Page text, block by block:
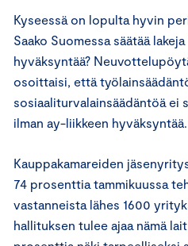
Kyseessä on lopulta hyvin
Saako Suomessa säätää
hyväksyntää?
osoittaisi, että
sosiaaliturvalainsäädäntöä ei
ilman ay-liikkeen hyväksyntää.
Kauppakamareiden
74 prosenttia tammikuussa
vastanneista lähes 1600
hallituksen tulee ajaa nämä